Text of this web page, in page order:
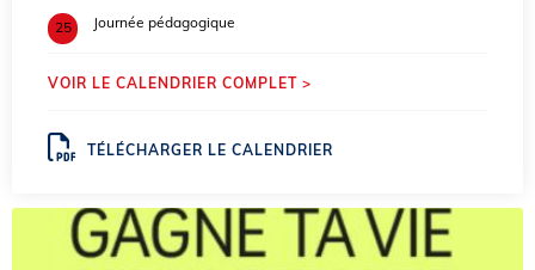
25 Journée pédagogique
VOIR LE CALENDRIER COMPLET >
TÉLÉCHARGER LE CALENDRIER